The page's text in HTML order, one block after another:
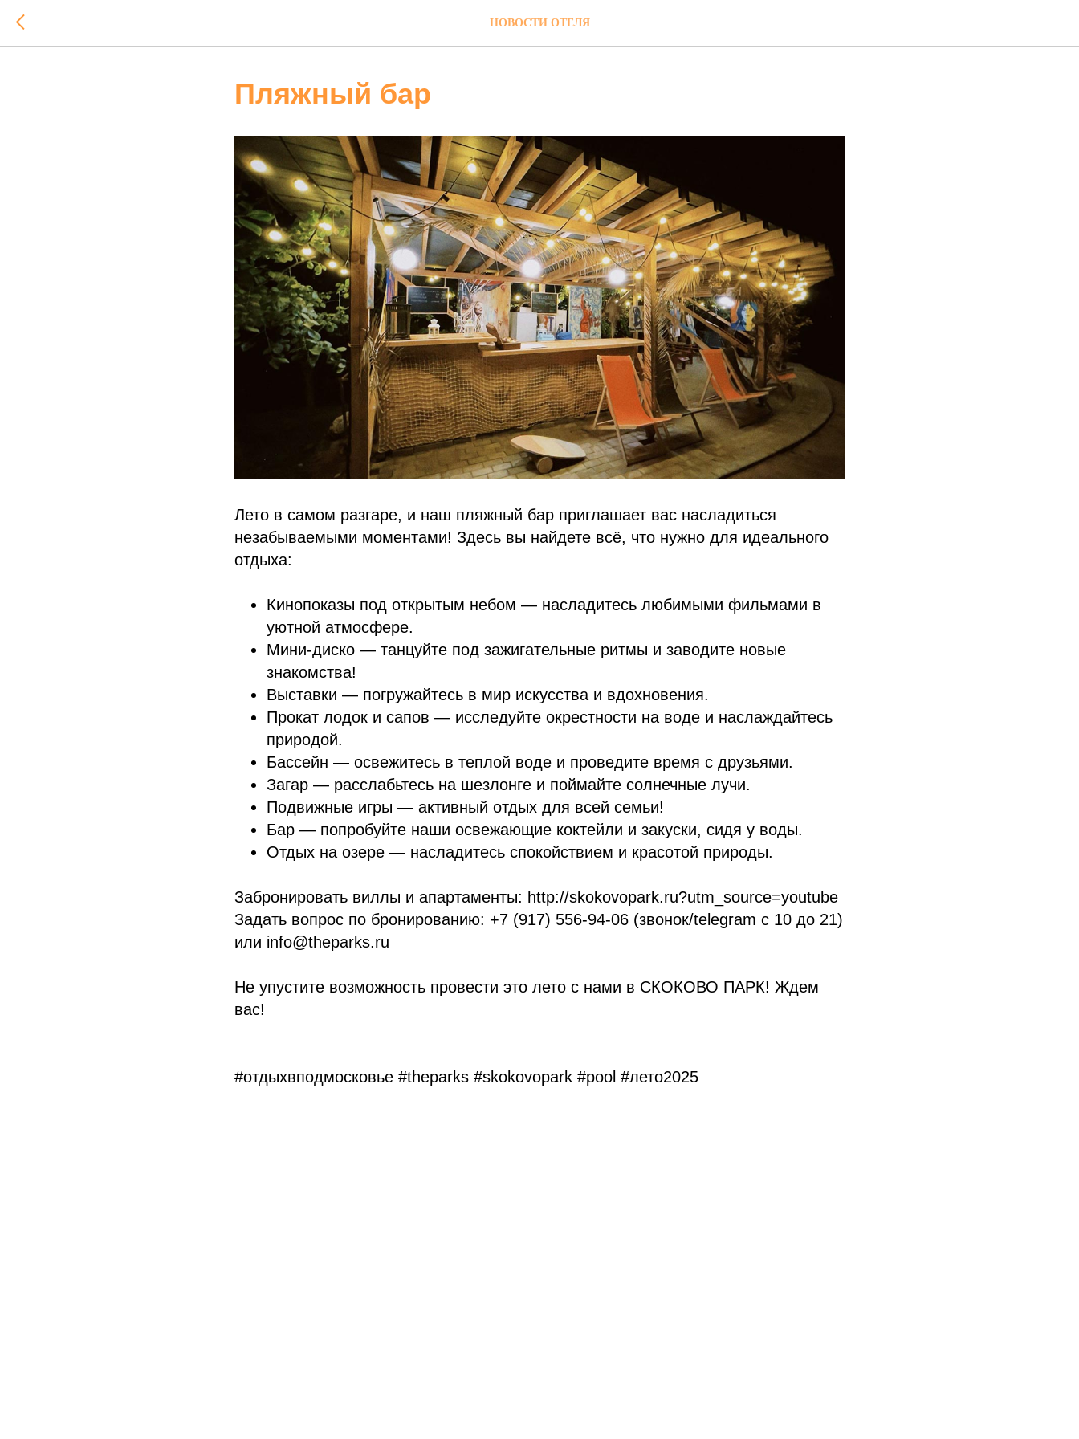
НОВОСТИ ОТЕЛЯ
Пляжный бар
Лето в самом разгаре, и наш пляжный бар приглашает вас насладиться
незабываемыми моментами! Здесь вы найдете всё, что нужно для идеального
отдыха:
Кинопоказы под открытым небом — насладитесь любимыми фильмами в
уютной атмосфере.
Мини-диско — танцуйте под зажигательные ритмы и заводите новые
знакомства!
Выставки — погружайтесь в мир искусства и вдохновения.
Прокат лодок и сапов — исследуйте окрестности на воде и наслаждайтесь
природой.
Бассейн — освежитесь в теплой воде и проведите время с друзьями.
Загар — расслабьтесь на шезлонге и поймайте солнечные лучи.
Подвижные игры — активный отдых для всей семьи!
Бар — попробуйте наши освежающие коктейли и закуски, сидя у воды.
Отдых на озере — насладитесь спокойствием и красотой природы.
Забронировать виллы и апартаменты: http://skokovopark.ru?utm_source=youtube
Задать вопрос по бронированию: +7 (917) 556-94-06 (звонок/telegram с 10 до 21)
или info@theparks.ru
Не упустите возможность провести это лето с нами в СКОКОВО ПАРК! Ждем
вас!
#отдыхвподмосковье #theparks #skokovopark #pool #лето2025